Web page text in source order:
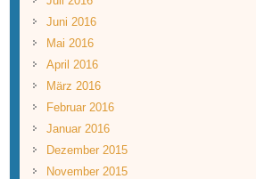
Juni 2016
Mai 2016
April 2016
März 2016
Februar 2016
Januar 2016
Dezember 2015
November 2015